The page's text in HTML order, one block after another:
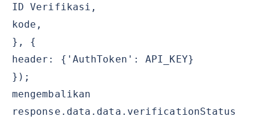
ID Verifikasi,
kode,
}, {
header: {'AuthToken': API_KEY}
});
mengembalikan
response.data.data.verificationStatus